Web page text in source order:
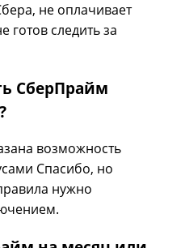
не оплачивает
готов следить за
СберПрайм
возможность
Спасибо, но
нужно